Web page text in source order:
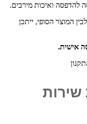
להדפסה ואיכות מירבים.
המוצר הסופי, ייתכן
אישית.
שירות